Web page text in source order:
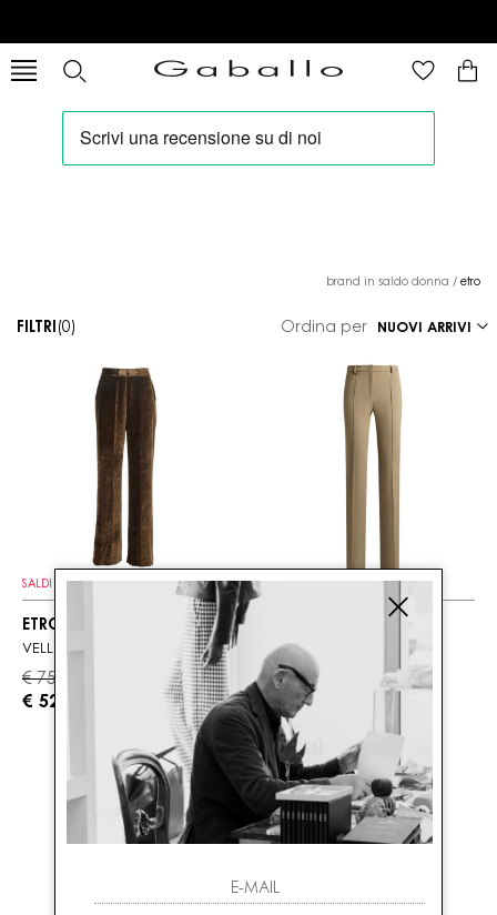
brand in saldo donna / etro
FILTRI (0) Ordina per
SALDI
ETRO
VELLUTO
€ 750.00
€ 525.00
FLARE
€ 490.00
€ 343.00